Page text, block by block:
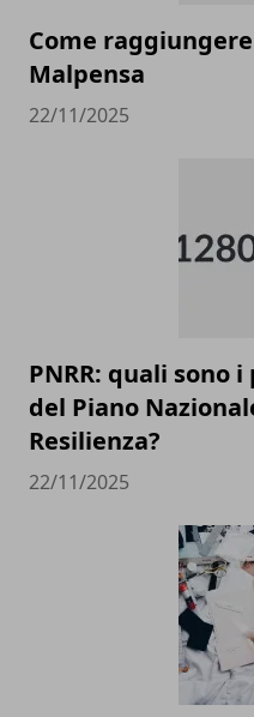
Come
Malpensa
22/11/2025
PNRR: quali sono
del Piano
Resilienza?
22/11/2025